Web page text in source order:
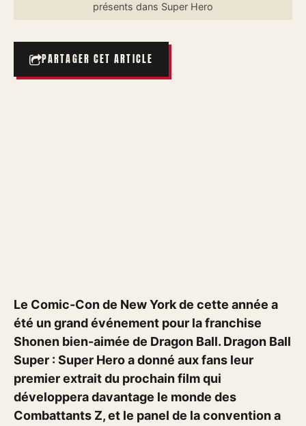
présents dans Super Hero
PARTAGER CET ARTICLE
Le Comic-Con de New York de cette année a
été un grand événement pour la franchise
Shonen bien-aimée de Dragon Ball. Dragon Ball
Super : Super Hero a donné aux fans leur
premier extrait du prochain film qui
développera davantage le monde des
Combattants Z, et le panel de la convention a